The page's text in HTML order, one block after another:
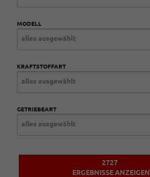
MODELL
alles ausgewählt
KRAFTSTOFFART
alles ausgewählt
GETRIEBEART
alles ausgewählt
2727
ERGEBNISSE ANZEIGEN